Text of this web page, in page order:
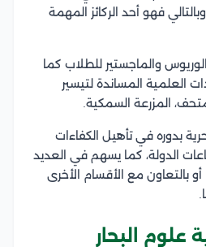
فهو أحد الركائز المهمة
والماجستير للطلاب كما
العلمية المساندة لتيسير
المزرعة السمكية.
بدوره في تأهيل الكفاءات
الدولة، كما يسهم في العديد
بالتعاون مع الأقسام الأخرى
علوم البحار